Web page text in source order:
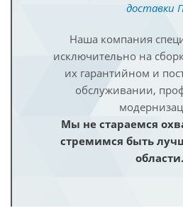
доставки
Наша компания
исключительно на
их гарантийном и
обслуживании,
Мы не стараемся
стремимся быть
области.